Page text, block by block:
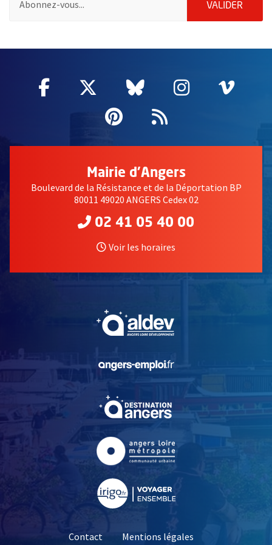
VALIDER
Facebook
, Ouvre une nouvelle fenêtre
Twitter
, Ouvre une nouvelle
Bluesky
, Ouvre une
Instagram
, Ouvre
,
Pinterest
, Ouvre une
Flux RSS
Mairie d'Angers
Boulevard de la Résistance et de la Déportation BP
80011 49020 ANGERS Cedex 02
02 41 05 40 00
Voir les horaires
, Ouvre une nouvelle
, Ouvre une nouvelle
Contact Mentions légales